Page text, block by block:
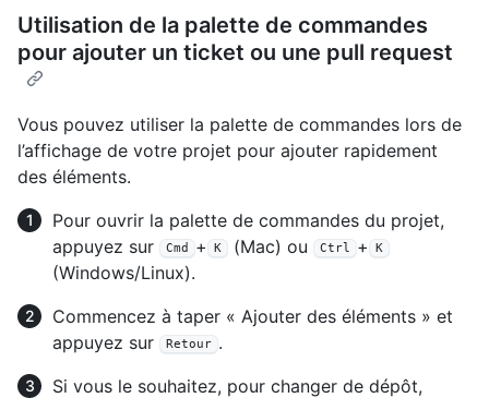
Utilisation de la palette de commandes
pour ajouter un ticket ou une pull request
Vous pouvez utiliser la palette de commandes lors de
l’affichage de votre projet pour ajouter rapidement
des éléments.
Pour ouvrir la palette de commandes du projet,
appuyez sur
Cmd + K (Mac) ou Ctrl + K
(Windows/Linux).
Commencez à taper « Ajouter des éléments » et
appuyez sur
Retour .
Si vous le souhaitez, pour changer de dépôt,